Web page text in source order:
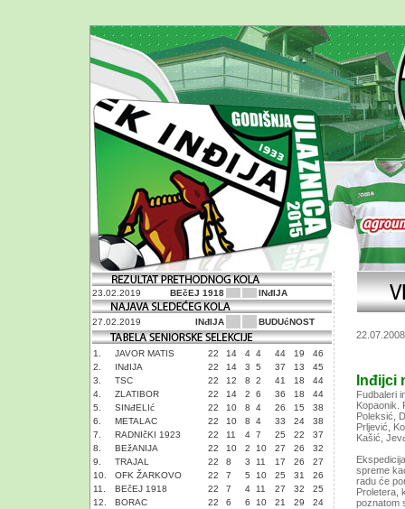
23.02.2019 BEčEJ 1918 INđIJA
27.02.2019 INđIJA BUDUćNOST
1. JAVOR MATIS 22 14 4 4 44 19
46
2.
INđIJA 22 14 3 5 37 13
45
3.
TSC 22 12 8 2 41 18
44
4.
ZLATIBOR 22 14 2 6 36 18
44
5.
SINđELIć 22 10 8 4 26 15
38
6.
METALAC 22 10 8 4 33 24
38
7.
RADNIčKI 1923 22 11 4 7 25 22
37
8.
BEžANIJA 22 10 2 10 27 26
32
9.
TRAJAL 22 8 3 11 17 26
27
10.
OFK ŽARKOVO 22 7 5 10 25 31
26
11.
BEčEJ 1918 22 7 4 11 27 32
25
12.
BORAC 22 6 6 10 21 29
24
22.07.2008
Inđijci
Fudbaleri
Kopaonik.
Poleksić,
Prljević,
Kašić,
spreme
radu će
Proletera,
poznatom